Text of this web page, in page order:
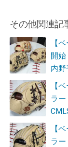
その他関連記
【
開
内
【
ラ
【
ラ